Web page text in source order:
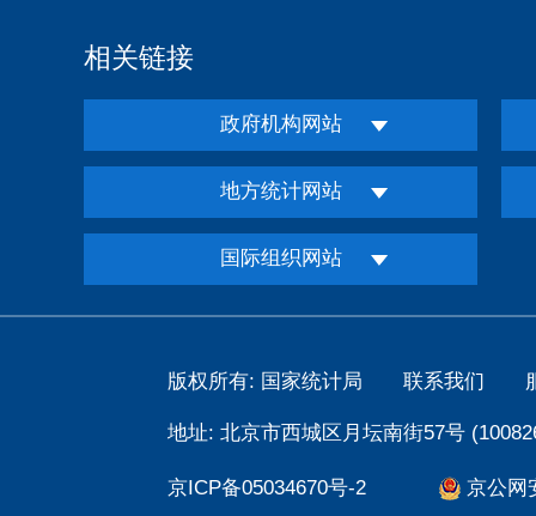
相关链接
政府机构网站
地方统计网站
国际组织网站
版权所有: 国家统计局 联系我们
地址: 北京市西城区月坛南街57号
京ICP备05034670号-2 京公网